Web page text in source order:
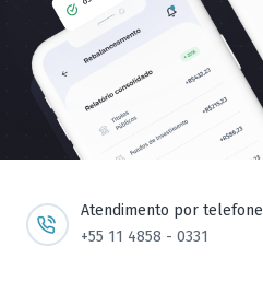
Atendimento por telefone
+55 11 4858 - 0331